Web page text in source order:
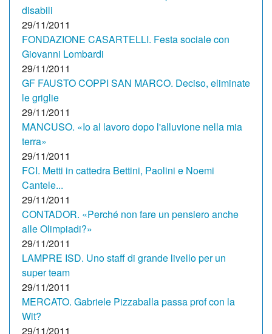
disabili
29/11/2011
FONDAZIONE CASARTELLI. Festa sociale con
Giovanni Lombardi
29/11/2011
GF FAUSTO COPPI SAN MARCO. Deciso, eliminate
le griglie
29/11/2011
MANCUSO. «Io al lavoro dopo l'alluvione nella mia
terra»
29/11/2011
FCI. Metti in cattedra Bettini, Paolini e Noemi
Cantele...
29/11/2011
CONTADOR. «Perché non fare un pensiero anche
alle Olimpiadi?»
29/11/2011
LAMPRE ISD. Uno staff di grande livello per un
super team
29/11/2011
MERCATO. Gabriele Pizzaballa passa prof con la
Wit?
29/11/2011